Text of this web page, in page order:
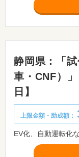
静岡県：「
車・CNF）
日】
上限金額・助成額：